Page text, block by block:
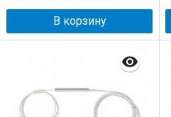
В корзину